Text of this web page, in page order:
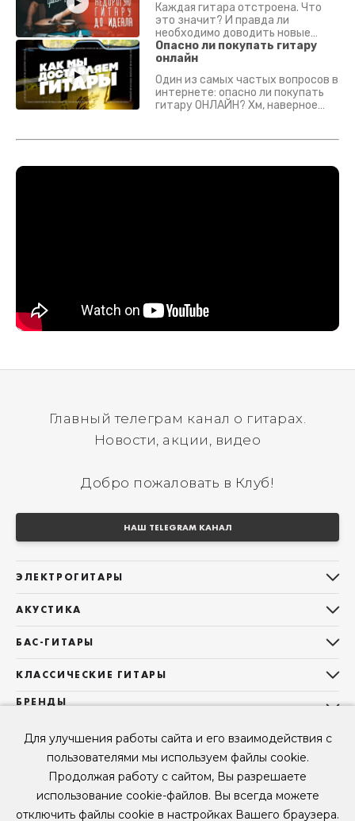
Для улучшения работы сайта и его взаимодействия с
пользователями мы используем файлы cookie.
Продолжая работу с сайтом, Вы разрешаете
использование cookie-файлов. Вы всегда можете
отключить файлы cookie в настройках Вашего браузера.
Каждая гитара отстроена. Что
это значит? И правда ли
необходимо доводить новые
гитары? Если кратко - да.
Подробно - в видео :)
Опасно ли покупать гитару
онлайн
Один из самых частых вопросов в
интернете: опасно ли покупать
гитару ОНЛАЙН? Хм, наверное
застрахован. Случись что -
Главный телеграм канал о гитарах.
Новости, акции, видео
Добро пожаловать в Клуб!
НАШ TELEGRAM КАНАЛ
ЭЛЕКТРОГИТАРЫ
Telecaster
Les Paul
Superstrat
АКУСТИКА
Фолки (ОМ, 000, 00)
Гранд Аудиториум
Б/У, уцененные гитары
БАС-ГИТАРЫ
Precision Bass
Б/У, уцененные гитары
КЛАССИЧЕСКИЕ ГИТАРЫ
Все классические гитары
Б/У, уцененные гитары
БРЕНДЫ
Sigma Guitars
Enya Guitars
Fender
Gibson
Контакты
Мы в Telegram
Мы в ВК
Мы в YouTube